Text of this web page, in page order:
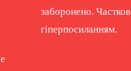
заборонено.
гіперпосиланням.